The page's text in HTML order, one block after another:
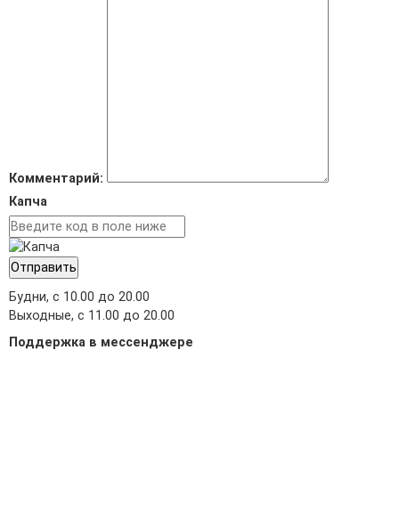
Комментарий:
Капча
Отправить
Будни, с 10.00 до 20.00
Выходные, с 11.00 до 20.00
Поддержка в мессенджере